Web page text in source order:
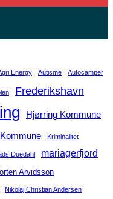
Energy Autisme Autocamper
Frederikshavn
Hjørring Kommune
Kriminalitet
Duedahl mariagerfjord
Arvidsson
Nikolaj Christian Andersen